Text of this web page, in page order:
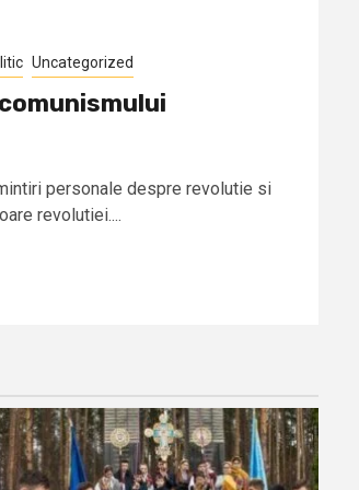
Uncategorized
personale despre revolutie si
revolutiei....